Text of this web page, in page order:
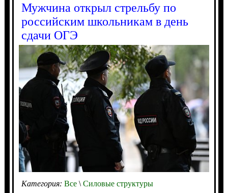
Мужчина открыл стрельбу по
российским школьникам в день
сдачи ОГЭ
Категория: Все\Силовые структуры